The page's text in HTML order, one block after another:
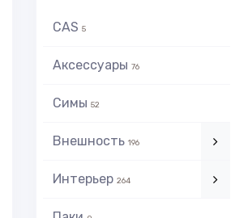
CAS 5
Аксессуары 76
Симы 52
Внешность 196
Интерьер 264